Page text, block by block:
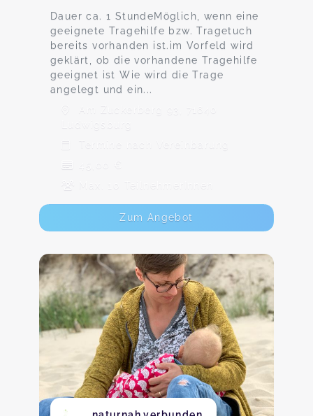
Dauer ca. 1 StundeMöglich, wenn eine
geeignete Tragehilfe bzw. Tragetuch
bereits vorhanden ist.im Vorfeld wird
geklärt, ob die vorhandene Tragehilfe
geeignet ist Wie wird die Trage
angelegt und ein...
Am Zuckerberg 93, 71640
Termine nach Vereinbarung
45,00 €
Max. 10 TeilnehmerInnen
Zum Angebot